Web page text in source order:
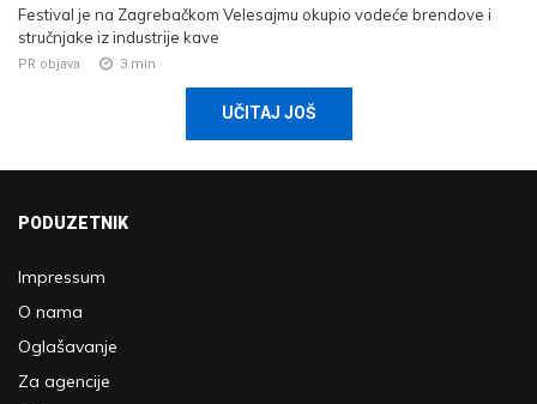
Festival je na Zagrebačkom Velesajmu okupio vodeće brendove i
stručnjake iz industrije kave
PR objava 3 min
UČITAJ JOŠ
PODUZETNIK
Impressum
O nama
Oglašavanje
Za agencije